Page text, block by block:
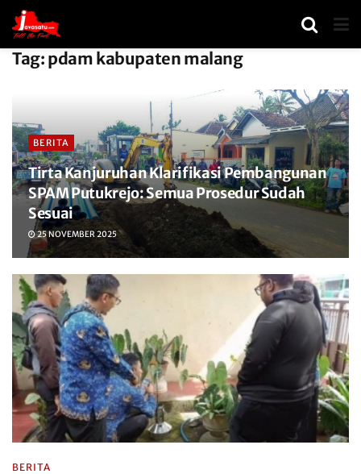
Tag: pdam kabupaten malang
BERITA
Tirta Kanjuruhan Klarifikasi Pembangunan
SPAM Putukrejo: Semua Prosedur Sudah
Sesuai
25 NOVEMBER 2025
BERITA